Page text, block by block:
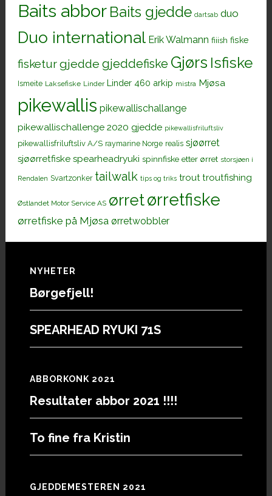
Baits abbor Baits gjedde dartsab duo
Duo international Erik Walmann fiiish fiske
fisketurgjedde gjeddefiske Gjørs Isfiske
Ismeite Laksefiske Linder Linder 460 arkip mistra Mjøsa
pikewallis pikewallischallange
pikewallischallenge 2020 gjedde pikewallisfriluftsliv
pikewallisfriluftsliv A/S raymarine Norge realis sjøørret
sjøørretfiske spearheadryuki spinnfiske etter ørret storsjøen i
Rendalen Svartzonker tailwalk tips og triks trout troutfishing
Østlandet Motor Service AS ørretørretfiske
ørretfiske på Mjøsa ørretwobbler
Footer
NYHETER
Børgefjell!
SPEARHEAD RYUKI 71S
ABBORKONK 2021
Resultater abbor 2021 !!!!
To fine fra Kristin
GJEDDEMESTEREN 2021